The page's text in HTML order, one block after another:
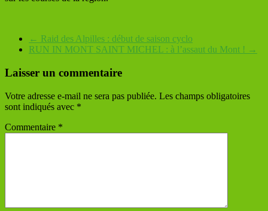
← Raid des Alpilles : début de saison cyclo
RUN IN MONT SAINT MICHEL : à l’assaut du Mont ! →
Laisser un commentaire
Votre adresse e-mail ne sera pas publiée. Les champs obligatoires
sont indiqués avec *
Commentaire *